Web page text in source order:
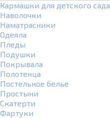
Кармашки для детского сада
Наволочки
Наматрасники
Одеяла
Пледы
Подушки
Покрывала
Полотенца
Постельное белье
Простыни
Скатерти
Фартуки